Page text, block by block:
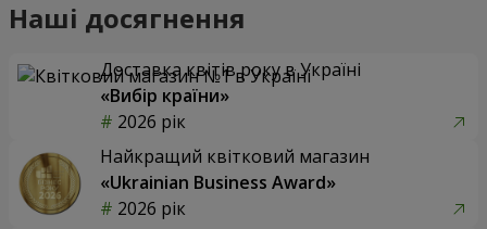
Наші досягнення
Доставка квітів року в Україні
«Вибір країни»
2026 рік
Найкращий квітковий магазин
«Ukrainian Business Award»
2026 рік